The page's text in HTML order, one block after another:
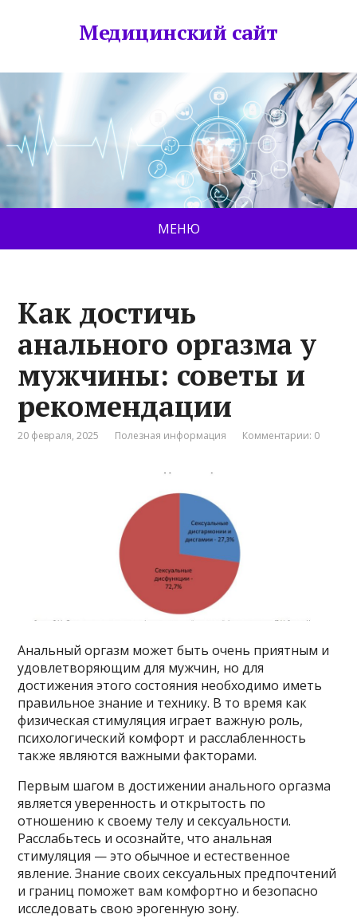
Медицинский сайт
МЕНЮ
Как достичь
анального оргазма у
мужчины: советы и
рекомендации
20 февраля, 2025 Полезная информация Комментарии: 0
Анальный оргазм может быть очень приятным и
удовлетворяющим для мужчин, но для
достижения этого состояния необходимо иметь
правильное знание и технику. В то время как
физическая стимуляция играет важную роль,
психологический комфорт и расслабленность
также являются важными факторами.
Первым шагом в достижении анального оргазма
является уверенность и открытость по
отношению к своему телу и сексуальности.
Расслабьтесь и осознайте, что анальная
стимуляция — это обычное и естественное
явление. Знание своих сексуальных предпочтений
и границ поможет вам комфортно и безопасно
исследовать свою эрогенную зону.